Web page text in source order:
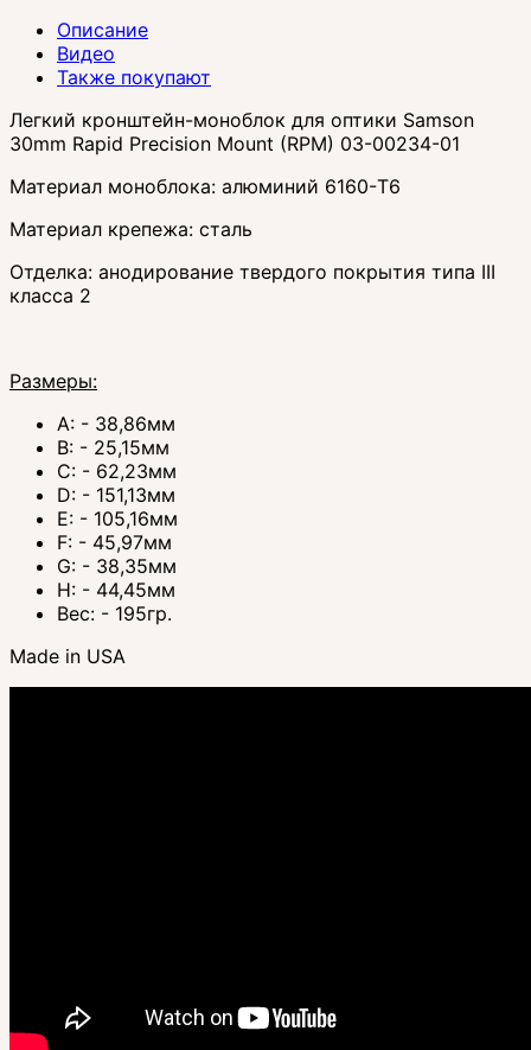
Описание
Видео
Также покупают
Легкий кронштейн-моноблок для оптики Samson
30mm Rapid Precision Mount (RPM) 03-00234-01
Материал моноблока: алюминий 6160-T6
Материал крепежа: сталь
Отделка: анодирование твердого покрытия типа III
класса 2
Размеры:
A: - 38,86мм
B: - 25,15мм
C: - 62,23мм
D: - 151,13мм
E: - 105,16мм
F: - 45,97мм
G: - 38,35мм
H: - 44,45мм
Вес: - 195гр.
Made in USA